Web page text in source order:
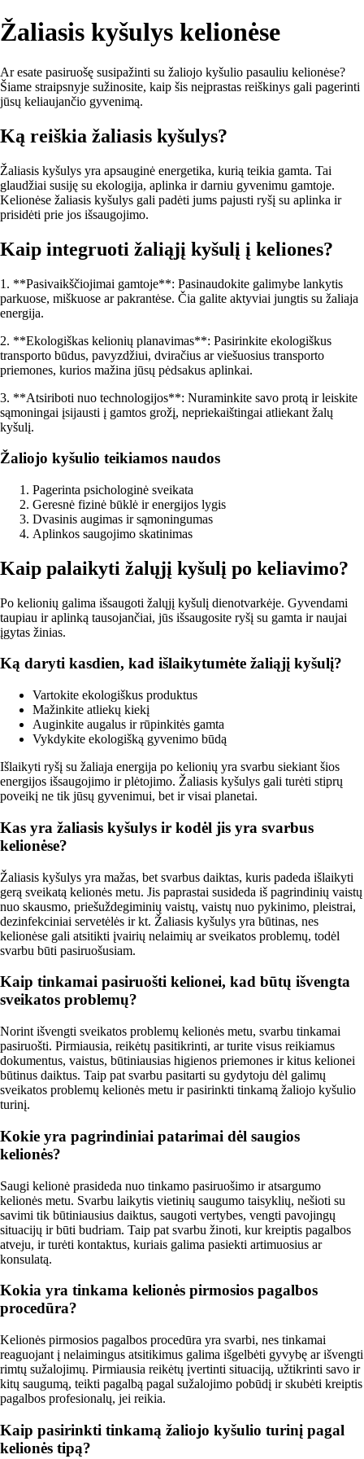
Žaliasis kyšulys kelionėse
Ar esate pasiruošę susipažinti su žaliojo kyšulio pasauliu kelionėse?
Šiame straipsnyje sužinosite, kaip šis neįprastas reiškinys gali pagerinti
jūsų keliaujančio gyvenimą.
Ką reiškia žaliasis kyšulys?
Žaliasis kyšulys yra apsauginė energetika, kurią teikia gamta. Tai
glaudžiai susiję su ekologija, aplinka ir darniu gyvenimu gamtoje.
Kelionėse žaliasis kyšulys gali padėti jums pajusti ryšį su aplinka ir
prisidėti prie jos išsaugojimo.
Kaip integruoti žaliąjį kyšulį į keliones?
1. **Pasivaikščiojimai gamtoje**: Pasinaudokite galimybe lankytis
parkuose, miškuose ar pakrantėse. Čia galite aktyviai jungtis su žaliaja
energija.
2. **Ekologiškas kelionių planavimas**: Pasirinkite ekologiškus
transporto būdus, pavyzdžiui, dviračius ar viešuosius transporto
priemones, kurios mažina jūsų pėdsakus aplinkai.
3. **Atsiriboti nuo technologijos**: Nuraminkite savo protą ir leiskite
sąmoningai įsijausti į gamtos grožį, nepriekaištingai atliekant žalų
kyšulį.
Žaliojo kyšulio teikiamos naudos
Pagerinta psichologinė sveikata
Geresnė fizinė būklė ir energijos lygis
Dvasinis augimas ir sąmoningumas
Aplinkos saugojimo skatinimas
Kaip palaikyti žalųjį kyšulį po keliavimo?
Po kelionių galima išsaugoti žalųjį kyšulį dienotvarkėje. Gyvendami
taupiau ir aplinką tausojančiai, jūs išsaugosite ryšį su gamta ir naujai
įgytas žinias.
Ką daryti kasdien, kad išlaikytumėte žaliąjį kyšulį?
Vartokite ekologiškus produktus
Mažinkite atliekų kiekį
Auginkite augalus ir rūpinkitės gamta
Vykdykite ekologišką gyvenimo būdą
Išlaikyti ryšį su žaliaja energija po kelionių yra svarbu siekiant šios
energijos išsaugojimo ir plėtojimo. Žaliasis kyšulys gali turėti stiprų
poveikį ne tik jūsų gyvenimui, bet ir visai planetai.
Kas yra žaliasis kyšulys ir kodėl jis yra svarbus
kelionėse?
Žaliasis kyšulys yra mažas, bet svarbus daiktas, kuris padeda išlaikyti
gerą sveikatą kelionės metu. Jis paprastai susideda iš pagrindinių vaistų
nuo skausmo, priešuždegiminių vaistų, vaistų nuo pykinimo, pleistrai,
dezinfekciniai servetėlės ir kt. Žaliasis kyšulys yra būtinas, nes
kelionėse gali atsitikti įvairių nelaimių ar sveikatos problemų, todėl
svarbu būti pasiruošusiam.
Kaip tinkamai pasiruošti kelionei, kad būtų išvengta
sveikatos problemų?
Norint išvengti sveikatos problemų kelionės metu, svarbu tinkamai
pasiruošti. Pirmiausia, reikėtų pasitikrinti, ar turite visus reikiamus
dokumentus, vaistus, būtiniausias higienos priemones ir kitus kelionei
būtinus daiktus. Taip pat svarbu pasitarti su gydytoju dėl galimų
sveikatos problemų kelionės metu ir pasirinkti tinkamą žaliojo kyšulio
turinį.
Kokie yra pagrindiniai patarimai dėl saugios
kelionės?
Saugi kelionė prasideda nuo tinkamo pasiruošimo ir atsargumo
kelionės metu. Svarbu laikytis vietinių saugumo taisyklių, nešioti su
savimi tik būtiniausius daiktus, saugoti vertybes, vengti pavojingų
situacijų ir būti budriam. Taip pat svarbu žinoti, kur kreiptis pagalbos
atveju, ir turėti kontaktus, kuriais galima pasiekti artimuosius ar
konsulatą.
Kokia yra tinkama kelionės pirmosios pagalbos
procedūra?
Kelionės pirmosios pagalbos procedūra yra svarbi, nes tinkamai
reaguojant į nelaimingus atsitikimus galima išgelbėti gyvybę ar išvengti
rimtų sužalojimų. Pirmiausia reikėtų įvertinti situaciją, užtikrinti savo ir
kitų saugumą, teikti pagalbą pagal sužalojimo pobūdį ir skubėti kreiptis
pagalbos profesionalų, jei reikia.
Kaip pasirinkti tinkamą žaliojo kyšulio turinį pagal
kelionės tipą?